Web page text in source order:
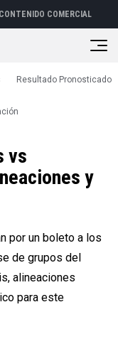
COMERCIAL
Resultado Pronosticado
vs Marruecos
vs
y
por un boleto a los
de grupos del
alineaciones
para este